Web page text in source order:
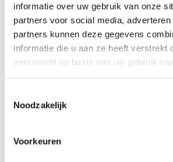
informatie over uw gebruik van onze
partners voor social media,
partners kunnen deze gegevens
informatie die u aan ze heeft verstrekt
verzameld op basis van uw gebruik
Noodzakelijk
Voorkeuren
3.49 1 79
1.48 EXCL. BTW